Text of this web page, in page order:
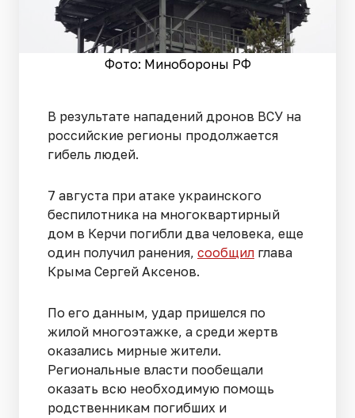
Фото: Минобороны РФ
В результате нападений дронов ВСУ на
российские регионы продолжается
гибель людей.
7 августа при атаке украинского
беспилотника на многоквартирный
дом в Керчи погибли два человека, еще
один получил ранения, сообщил глава
Крыма Сергей Аксенов.
По его данным, удар пришелся по
жилой многоэтажке, а среди жертв
оказались мирные жители.
Региональные власти пообещали
оказать всю необходимую помощь
родственникам погибших и